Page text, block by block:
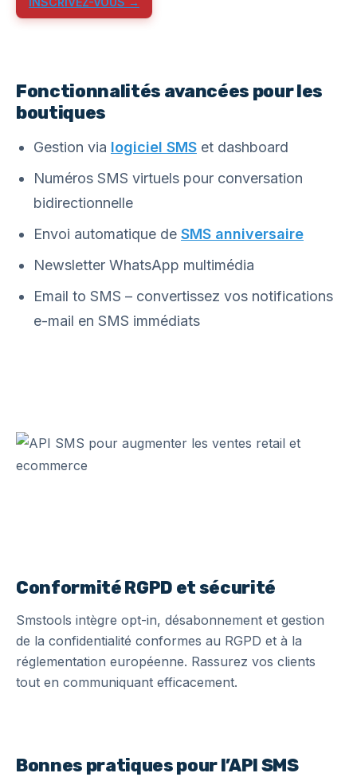
Fonctionnalités avancées pour les
boutiques
Gestion via logiciel SMS et dashboard
Numéros SMS virtuels pour conversation
bidirectionnelle
Envoi automatique de SMS anniversaire
Newsletter WhatsApp multimédia
Email to SMS – convertissez vos notifications
e-mail en SMS immédiats
Conformité RGPD et sécurité
Smstools intègre opt-in, désabonnement et gestion
de la confidentialité conformes au RGPD et à la
réglementation européenne. Rassurez vos clients
tout en communiquant efficacement.
Bonnes pratiques pour l’API SMS